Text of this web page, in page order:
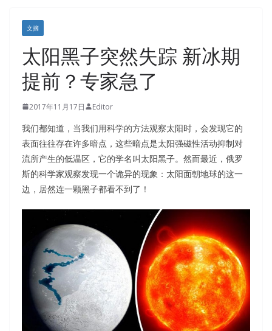
文摘
太阳黑子突然失踪 新冰期
提前？专家急了
2017年11月17日 Editor
我们都知道，当我们用科学的方法观察太阳时，会发现它的
表面往往存在许多暗点，这些暗点是太阳强磁性活动抑制对
流所产生的低温区，它的学名叫太阳黑子。然而最近，俄罗
斯的科学家观察发现一个诡异的现象：太阳面朝地球的这一
边，居然连一颗黑子都看不到了！